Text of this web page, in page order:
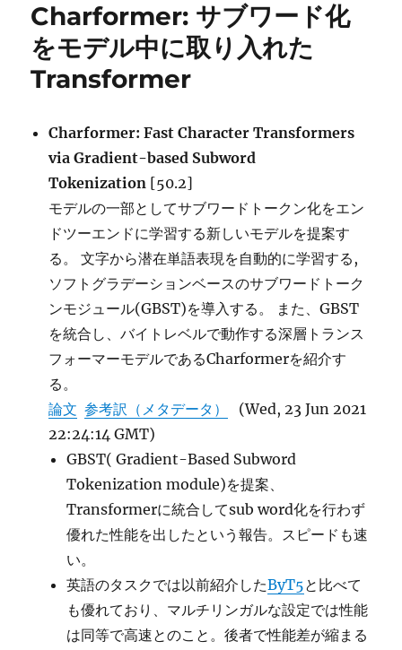
か
会
イ
ア
軽
減
Charformer: サブワード化
をモデル中に取り入れた
Transformer
Charformer: Fast Character Transformers
via Gradient-based Subword
Tokenization [50.2]
モデルの一部としてサブワードトークン化をエン
ドツーエンドに学習する新しいモデルを提案す
る。 文字から潜在単語表現を自動的に学習する,
ソフトグラデーションベースのサブワードトーク
ンモジュール(GBST)を導入する。 また、GBST
を統合し、バイトレベルで動作する深層トランス
フォーマーモデルであるCharformerを紹介す
る。
論文 参考訳（メタデータ）
(Wed, 23 Jun 2021
22:24:14 GMT)
GBST( Gradient-Based Subword
Tokenization module)を提案、
Transformerに統合してsub word化を行わず
優れた性能を出したという報告。スピードも速
い。
英語のタスクでは以前紹介したByT5と比べて
も優れており、マルチリンガルな設定では性能
は同等で高速とのこと。後者で性能差が縮まる